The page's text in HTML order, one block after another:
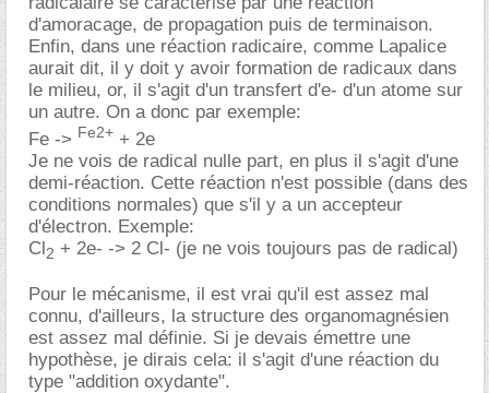
d'amoracage, de propagation puis de terminaison.
Enfin, dans une réaction radicaire, comme Lapalice
aurait dit, il y doit y avoir formation de radicaux dans
le milieu, or, il s'agit d'un transfert d'e- d'un atome sur
un autre. On a donc par exemple:
Fe -> Fe2+ + 2e
Je ne vois de radical nulle part, en plus il s'agit d'une
demi-réaction. Cette réaction n'est possible (dans des
conditions normales) que s'il y a un accepteur
d'électron. Exemple:
Cl2 + 2e- -> 2 Cl- (je ne vois toujours pas de radical)
Pour le mécanisme, il est vrai qu'il est assez mal
connu, d'ailleurs, la structure des organomagnésien
est assez mal définie. Si je devais émettre une
hypothèse, je dirais cela: il s'agit d'une réaction du
type "addition oxydante".